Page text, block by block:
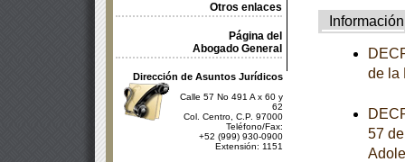
Otros enlaces
Página del
Abogado General
Dirección de Asuntos Jurídicos
Calle 57 No 491 A x 60 y
62
Col. Centro, C.P. 97000
Teléfono/Fax:
+52 (999) 930-0900
Extensión: 1151
Información
de la
57